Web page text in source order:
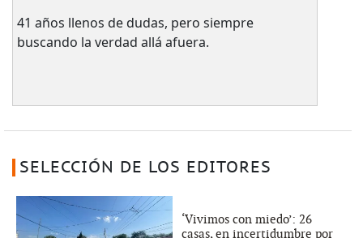
41 años llenos de dudas, pero siempre
buscando la verdad allá afuera.
SELECCIÓN DE LOS EDITORES
‘Vivimos con miedo’: 26
casas, en incertidumbre por